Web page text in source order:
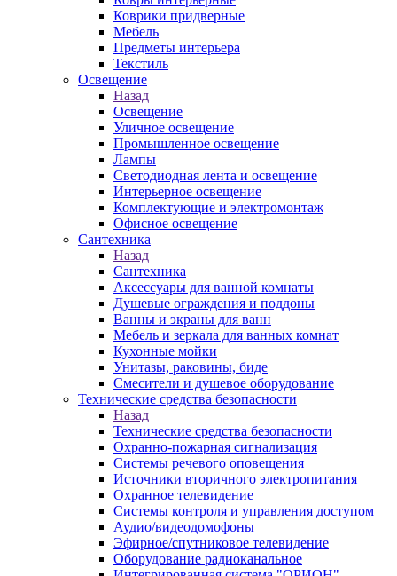
Коврики придверные
Мебель
Предметы интерьера
Текстиль
Освещение
Назад
Освещение
Уличное освещение
Промышленное освещение
Лампы
Светодиодная лента и освещение
Интерьерное освещение
Комплектующие и электромонтаж
Офисное освещение
Сантехника
Назад
Сантехника
Аксессуары для ванной комнаты
Душевые ограждения и поддоны
Ванны и экраны для ванн
Мебель и зеркала для ванных комнат
Кухонные мойки
Унитазы, раковины, биде
Смесители и душевое оборудование
Технические средства безопасности
Назад
Технические средства безопасности
Охранно-пожарная сигнализация
Системы речевого оповещения
Источники вторичного электропитания
Охранное телевидение
Системы контроля и управления доступом
Аудио/видеодомофоны
Эфирное/спутниковое телевидение
Оборудование радиоканальное